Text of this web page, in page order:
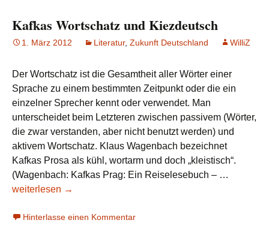
Kafkas Wortschatz und Kiezdeutsch
1. März 2012 Literatur, Zukunft Deutschland WilliZ
Der Wortschatz ist die Gesamtheit aller Wörter einer
Sprache zu einem bestimmten Zeitpunkt oder die ein
einzelner Sprecher kennt oder verwendet. Man
unterscheidet beim Letzteren zwischen passivem (Wörter,
die zwar verstanden, aber nicht benutzt werden) und
aktivem Wortschatz. Klaus Wagenbach bezeichnet
Kafkas Prosa als kühl, wortarm und doch „kleistisch“.
(Wagenbach: Kafkas Prag: Ein Reiselesebuch – …
weiterlesen →
Hinterlasse einen Kommentar